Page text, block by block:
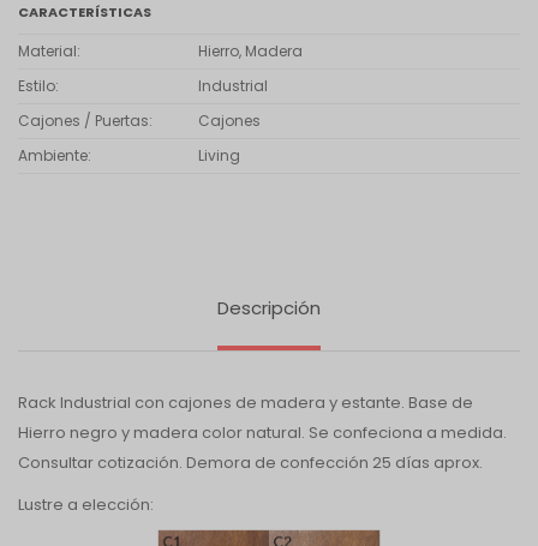
CARACTERÍSTICAS
Material
Hierro, Madera
Estilo
Industrial
Cajones / Puertas
Cajones
Ambiente
Living
Descripción
Rack Industrial con cajones de madera y estante. Base de
Hierro negro y madera color natural. Se confeciona a medida.
Consultar cotización. Demora de confección 25 días aprox.
Lustre a elección: